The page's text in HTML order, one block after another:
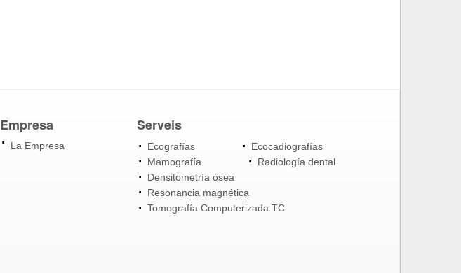
Empresa
La Empresa
Serveis
Ecografías
Ecocadiografías
Mamografía
Radiología dental
Densitometría ósea
Resonancia magnética
Tomografía Computerizada TC